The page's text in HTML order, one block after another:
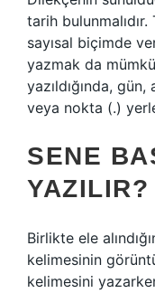
tarih
sayısal biçimde
yazmak da
yazıldığında,
veya nokta (.)
SENE
YAZILIR?
Birlikte ele
kelimesinin
kelimesini